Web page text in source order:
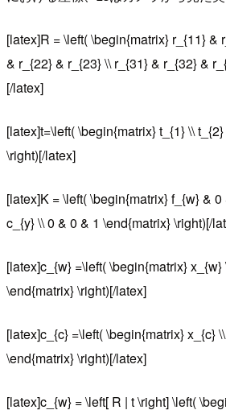
[latex]R = \left( \begin{matrix} r_{11} &
& r_{22} & r_{23} \\ r_{31} & r_{32} &
[/latex]
[latex]t=\left( \begin{matrix} t_{1} \\
\right)[/latex]
[latex]K = \left( \begin{matrix} f_{w} &
c_{y} \\ 0 & 0 & 1 \end{matrix} \right)[/
[latex]c_{w} =\left( \begin{matrix}
\end{matrix} \right)[/latex]
[latex]c_{c} =\left( \begin{matrix} x_{c}
\end{matrix} \right)[/latex]
[latex]c_{w} = \left[ R | t \right] \left(